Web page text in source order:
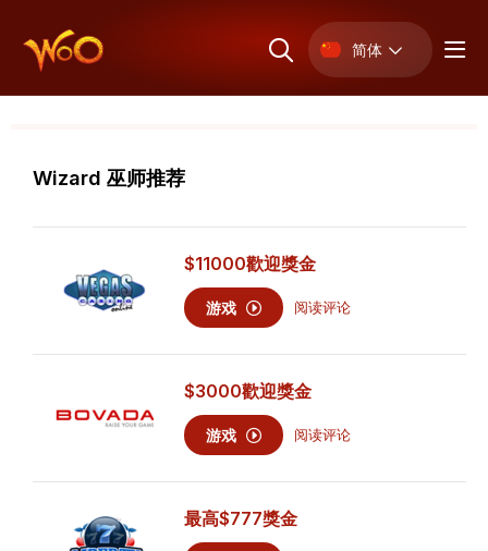
简体
Wizard 巫师推荐
$11000歡迎獎金
游戏 阅读评论
$3000歡迎獎金
游戏 阅读评论
最高$777獎金